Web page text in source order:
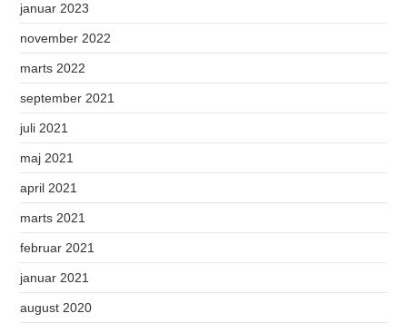
januar 2023
november 2022
marts 2022
september 2021
juli 2021
maj 2021
april 2021
marts 2021
februar 2021
januar 2021
august 2020